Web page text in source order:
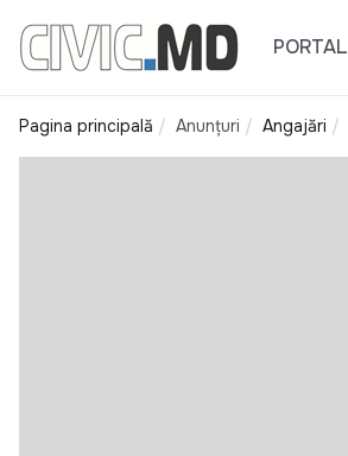
PORTAL
Pagina principală Anunțuri Angajări